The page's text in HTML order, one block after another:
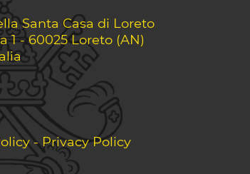
Santa Casa di Loreto
1 - 60025 Loreto (AN)
- Privacy Policy